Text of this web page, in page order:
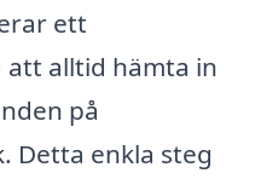
ett
alltid hämta in
på
Detta enkla steg